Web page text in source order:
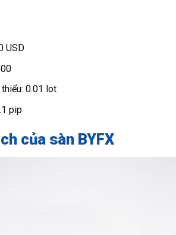
USD
0.01 lot
pip
của sàn BYFX